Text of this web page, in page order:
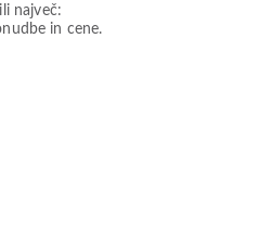
največ:
in cene.